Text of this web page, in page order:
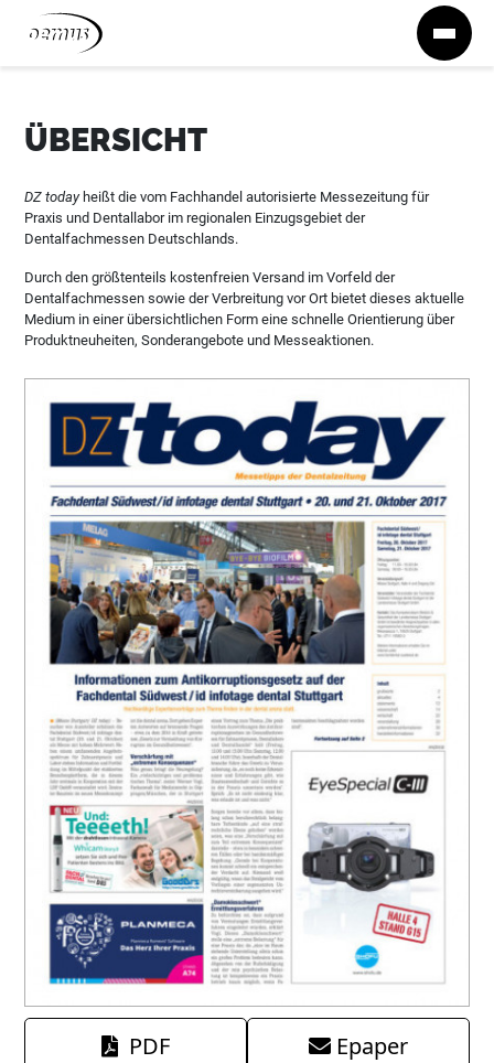
Zum Inhalt springen
ÜBERSICHT
DZ todayheißt die vom Fachhandel autorisierte Messezeitung für
Praxis und Dentallabor im regionalen Einzugsgebiet der
Dentalfachmessen Deutschlands.
Durch den größtenteils kostenfreien Versand im Vorfeld der
Dentalfachmessen sowie der Verbreitung vor Ort bietet dieses aktuelle
Medium in einer übersichtlichen Form eine schnelle Orientierung über
Produktneuheiten, Sonderangebote und Messeaktionen.
PDF Epaper